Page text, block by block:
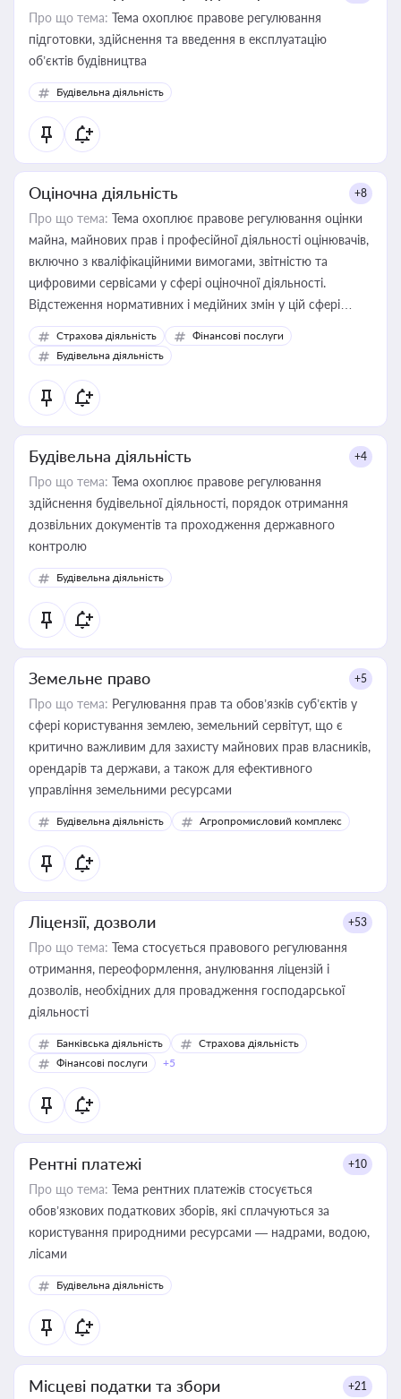
Про що тема: Тема охоплює правове регулювання
підготовки, здійснення та введення в експлуатацію
об’єктів будівництва
Будівельна діяльність
Оціночна діяльність +8
Про що тема: Тема охоплює правове регулювання оцінки
майна, майнових прав і професійної діяльності оцінювачів,
включно з кваліфікаційними вимогами, звітністю та
цифровими сервісами у сфері оціночної діяльності.
Відстеження нормативних і медійних змін у цій сфері
корисне для власника бізнесу, керівника, юриста або
бухгалтера під час оподаткування, приватизації, оренди
державного майна, корпоративних угод і перевірки
статусу суб'єктів оціночної діяльності
Страхова діяльність
Фінансові послуги
Будівельна діяльність
Будівельна діяльність +4
Про що тема: Тема охоплює правове регулювання
здійснення будівельної діяльності, порядок отримання
дозвільних документів та проходження державного
контролю
Будівельна діяльність
Земельне право +5
Про що тема: Регулювання прав та обов’язків суб’єктів у
сфері користування землею, земельний сервітут, що є
критично важливим для захисту майнових прав власників,
орендарів та держави, а також для ефективного
управління земельними ресурсами
Будівельна діяльність Агропромисловий комплекс
Ліцензії, дозволи +53
Про що тема: Тема стосується правового регулювання
отримання, переоформлення, анулювання ліцензій і
дозволів, необхідних для провадження господарської
діяльності
Банківська діяльність
Страхова діяльність
Фінансові послуги
+5
Рентні платежі +10
Про що тема: Тема рентних платежів стосується
обов’язкових податкових зборів, які сплачуються за
користування природними ресурсами — надрами, водою,
лісами
Будівельна діяльність
Місцеві податки та збори +21